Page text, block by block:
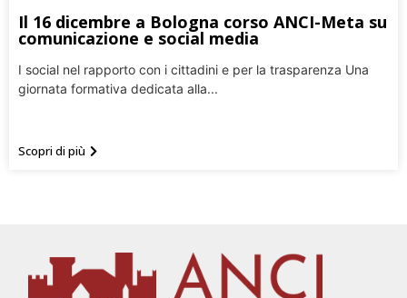
Il 16 dicembre a Bologna corso ANCI-Meta su
comunicazione e social media
I social nel rapporto con i cittadini e per la trasparenza Una
giornata formativa dedicata alla...
Scopri di più